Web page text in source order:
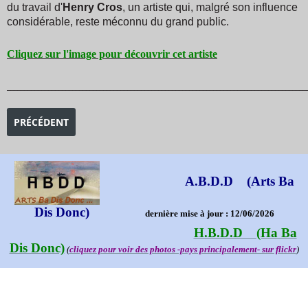
du travail d'Henry Cros, un artiste qui, malgré son influence
considérable, reste méconnu du grand public.
Cliquez sur l'image pour découvrir cet artiste
ARTICLE PRÉCÉDENT : EXPOSITION GEORGE CONDO
PRÉCÉDENT
A.B.D.D (Arts Ba
Dis Donc) dernière mise à jour : 12/06/2026
H.B.D.D (Ha Ba
Dis Donc)(cliquez pour voir des photos -pays principalement- sur flickr)